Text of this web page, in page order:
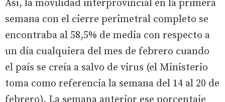
Así, la movilidad interprovincial en la primera
semana con el cierre perimetral completo se
encontraba al 58,5% de media con respecto a
un día cualquiera del mes de febrero cuando
el país se creía a salvo de virus (el Ministerio
toma como referencia la semana del 14 al 20 de